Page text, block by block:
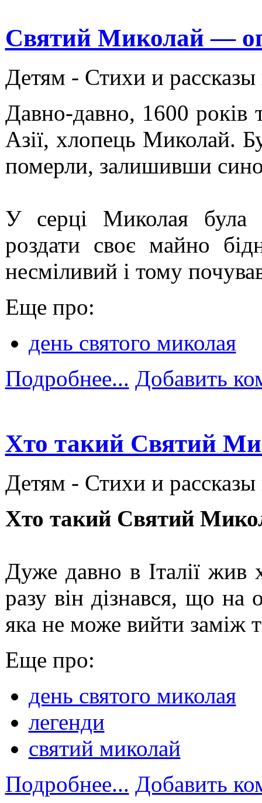
Святий Миколай —
Детям - Стихи и
Давно-давно, 1600
Азії, хлопець Миколай.
померли, залишивши
У серці Миколая була
роздати своє майно
несміливий і тому
Еще про:
день святого миколая
Подробнее... Добавить
Хто такий Святий
Детям - Стихи и
Хто такий Святий
Дуже давно в Італії
разу він дізнався, що на
яка не може вийти заміж
Еще про:
день святого миколая
легенди
святий миколай
Подробнее... Добавить